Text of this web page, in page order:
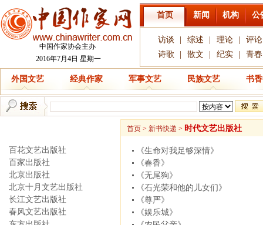
中国作家协会主办
2016年7月4日 星期一
首页 新闻 机构 公
访谈 综述 理论
评论
诗歌
散文 纪实 青春
外国文艺 经典作家 军事文艺 民族文艺 书
百花文艺出版社
百家出版社
北京出版社
北京十月文艺出版社
长江文艺出版社
春风文艺出版社
首页 > 新书快递 > 时代文艺出版社
《生命对我足够深情》
《春香》
《无尾狗》
《石光荣和他的儿女们》
《尊严》
《娱乐城》